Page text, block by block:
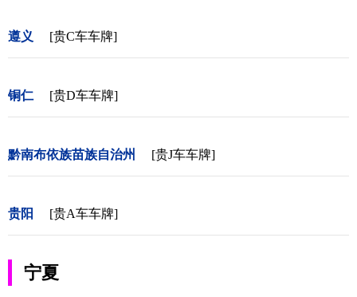
遵义 [贵C车车牌]
铜仁 [贵D车车牌]
黔南布依族苗族自治州 [贵J车车牌]
贵阳 [贵A车车牌]
宁夏